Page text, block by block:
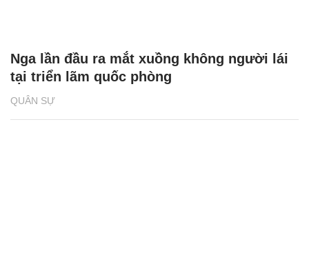
QUÂN SỰ
Nga lần đầu ra mắt xuồng không người lái
tại triển lãm quốc phòng